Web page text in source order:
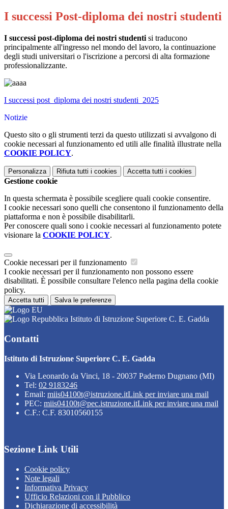
I successi Post-diploma dei nostri studenti
I successi post-diploma dei nostri studenti si traducono
principalmente all'ingresso nel mondo del lavoro, la continuazione
degli studi universitari o l'iscrizione a percorsi di alta formazione
professionalizzante.
I successi post_diploma dei nostri studenti_2025
Notizie
Questo sito o gli strumenti terzi da questo utilizzati si avvalgono di
cookie necessari al funzionamento ed utili alle finalità illustrate nella
COOKIE POLICY.
Personalizza Rifiuta tutti i cookies Accetta tutti i cookies
Gestione cookie
In questa schermata è possibile scegliere quali cookie consentire.
I cookie necessari sono quelli che consentono il funzionamento della
piattaforma e non è possibile disabilitarli.
Per conoscere quali sono i cookie necessari al funzionamento potete
visionare la COOKIE POLICY.
Cookie necessari per il funzionamento
I cookie necessari per il funzionamento non possono essere
disabilitati. È possibile consultare l'elenco nella pagina della cookie
policy.
Accetta tutti Salva le preferenze
Istituto di Istruzione Superiore C. E. Gadda
Contatti
Istituto di Istruzione Superiore C. E. Gadda
Via Leonardo da Vinci, 18 - 20037 Paderno Dugnano (MI)
Tel: 02 9183246
Email: miis04100t@istruzione.itLink per inviare una mail
PEC: miis04100t@pec.istruzione.itLink per inviare una mail
C.F.: C.F. 83010560155
Sezione Link Utili
Cookie policy
Note legali
Informativa Privacy
Ufficio Relazioni con il Pubblico
Dichiarazione di accessibilità